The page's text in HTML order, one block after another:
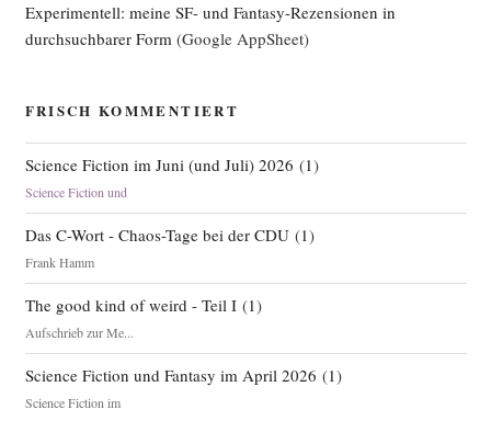
Experimentell: meine SF- und Fantasy-Rezensionen in
durchsuchbarer Form(Google AppSheet)
FRISCH KOMMENTIERT
Science Fiction im Juni (und Juli) 2026 (1)
Science Fiction und
Das C-Wort - Chaos-Tage bei der CDU(1)
Frank Hamm
The good kind of weird - Teil I(1)
Aufschrieb zur Me...
Science Fiction und Fantasy im April 2026 (1)
Science Fiction im